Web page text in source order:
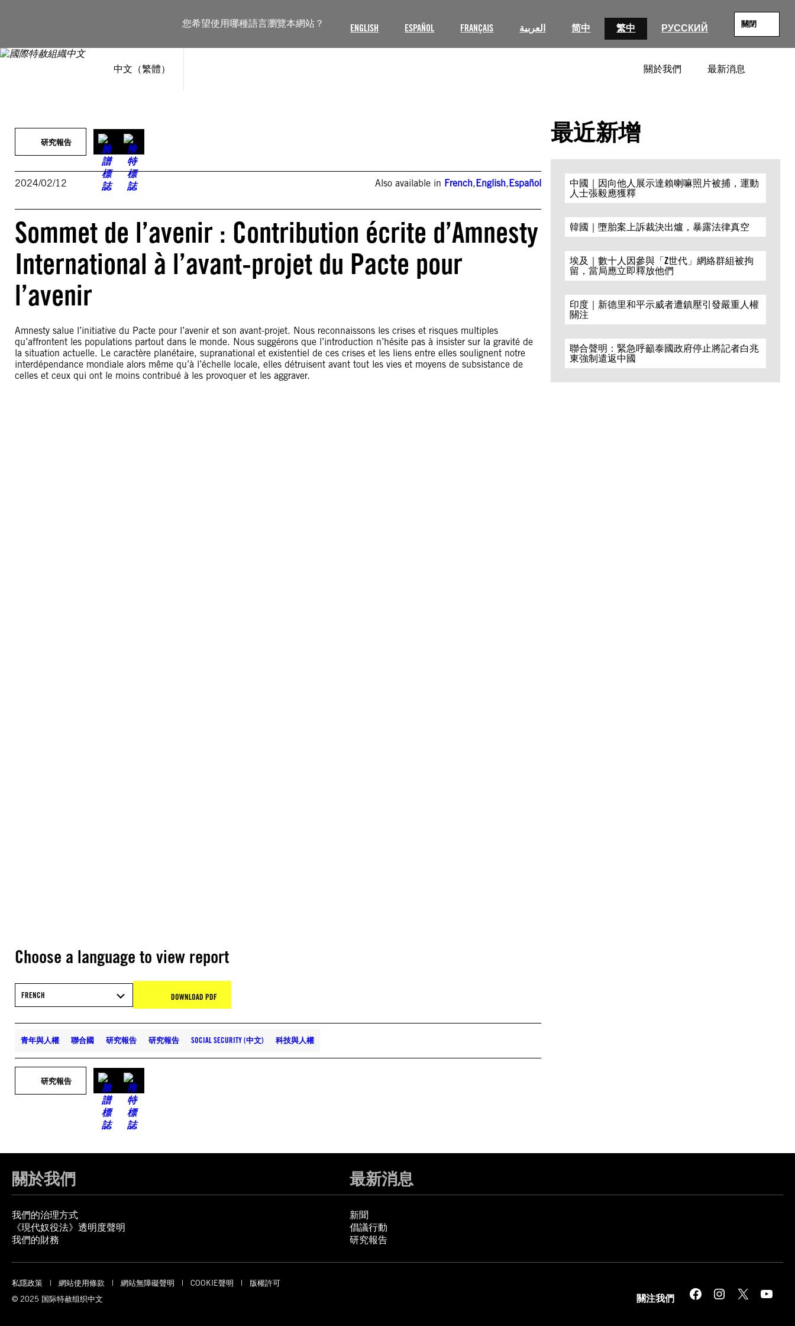
您希望使用哪種語言瀏覽本網站？ ENGLISH ESPAÑOL FRANÇAIS العربية 简中 繁中 РУССКИЙ 關閉
中文（繁體） 關於我們 最新消息
內
研究報告
2024/02/12 Also available in French,English,Español
Sommet de l’avenir : Contribution écrite d’Amnesty
International à l’avant-projet du Pacte pour
l’avenir
Amnesty salue l’initiative du Pacte pour l’avenir et son avant-projet. Nous reconnaissons les crises et risques multiples
qu’affrontent les populations partout dans le monde. Nous suggérons que l’introduction n’hésite pas à insister sur la gravité de
la situation actuelle. Le caractère planétaire, supranational et existentiel de ces crises et les liens entre elles soulignent notre
interdépendance mondiale alors même qu’à l’échelle locale, elles détruisent avant tout les vies et moyens de subsistance de
celles et ceux qui ont le moins contribué à les provoquer et les aggraver.
Choose a language to view report
FRENCH DOWNLOAD PDF
青年與人權 聯合國 研究報告 研究報告 SOCIAL SECURITY (中文) 科技與人權
研究報告
最近新增
中國｜因向他人展示達賴喇嘛照片被捕，運動
人士張毅應獲釋
韓國｜墮胎案上訴裁決出爐，暴露法律真空
埃及｜數十人因參與「Z世代」網絡群組被拘
留，當局應立即釋放他們
印度｜新德里和平示威者遭鎮壓引發嚴重人權
關注
聯合聲明：緊急呼籲泰國政府停止將記者白兆
東強制遣返中國
關於我們
我們的治理方式
《現代奴役法》透明度聲明
我們的財務
最新消息
新聞
倡議行動
研究報告
私隱政策 網站使用條款 網站無障礙聲明 COOKIE聲明
版權許可
© 2025 国际特赦组织中文
關注我們 Facebook Instagram X YouTube